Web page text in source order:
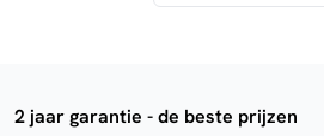
2 jaar garantie - de beste prijzen